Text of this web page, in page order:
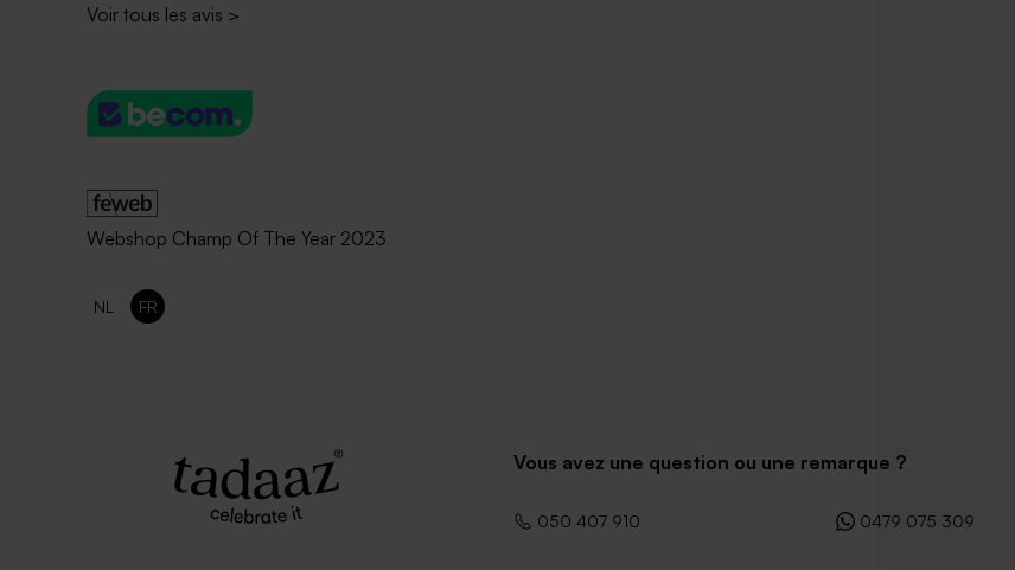
Voir tous les avis >
Webshop Champ Of The Year 2023
NL FR
Vous avez une question ou une remarque ?
050 407 910 0479 075 309